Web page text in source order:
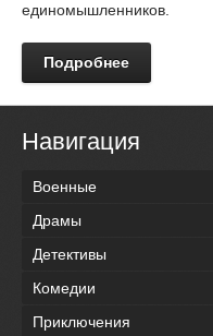
единомышленников.
Подробнее
Навигация
Военные
Драмы
Детективы
Комедии
Приключения